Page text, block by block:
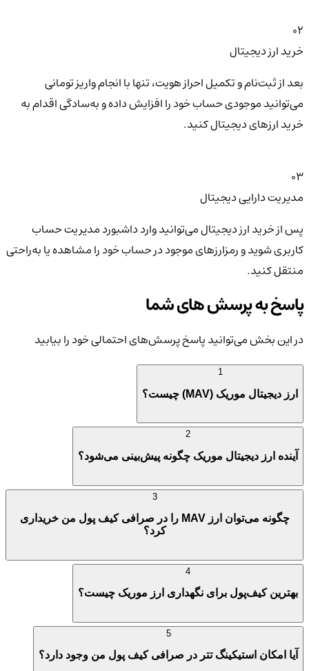
02
خرید ارز دیجیتال
بعد از ثبت‌نام و تکمیل احراز هویت، تنها با انجام واریز تومانی
می‌توانید موجودی حساب خود را افزایش داده و به‌سادگی اقدام به
خرید ارزهای دیجیتال کنید.
03
مدیریت دارایی دیجیتال
پس از خرید ارز دیجیتال می‌توانید وارد داشبورد مدیریت حساب
کاربری شوید و رمزارزهای موجود در حساب خود را مشاهده یا به‌راحتی
منتقل کنید.
پاسخ به پرسش های شما
در این بخش می‌توانید پاسخ پرسش‌های احتمالی خود را بیابید
ارز دیجیتال موریک (MAV) چیست؟
آینده ارز دیجیتال موریک چگونه پیش‌بینی می‌شود؟
چگونه می‌توان ارز MAV را در صرافی کیف پول من خریداری
کرد؟
بهترین کیف‌پول برای نگهداری ارز موریک چیست؟
آیا امکان استیکینگ تتر در صرافی کیف پول من وجود دارد؟